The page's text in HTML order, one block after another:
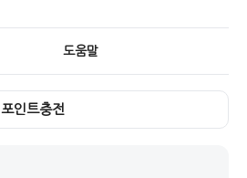
도움말
포인트충전